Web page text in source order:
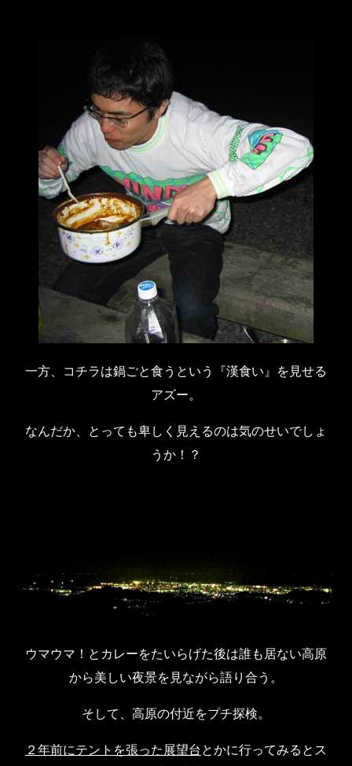
一方、コチラは鍋ごと食うという『漢食い』を見せる
アズー。
なんだか、とっても卑しく見えるのは気のせいでしょ
うか！？
ウマウマ！とカレーをたいらげた後は誰も居ない高原
から美しい夜景を見ながら語り合う。
そして、高原の付近をプチ探検。
２年前にテントを張った展望台 とかに行ってみるとス